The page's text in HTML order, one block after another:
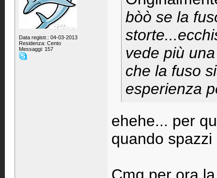
Data registr.: 04-03-2013
Residenza: Cento
Messaggi: 157
bòò se la
vede più
che la fuso
esperienza
ehehe... per
quando